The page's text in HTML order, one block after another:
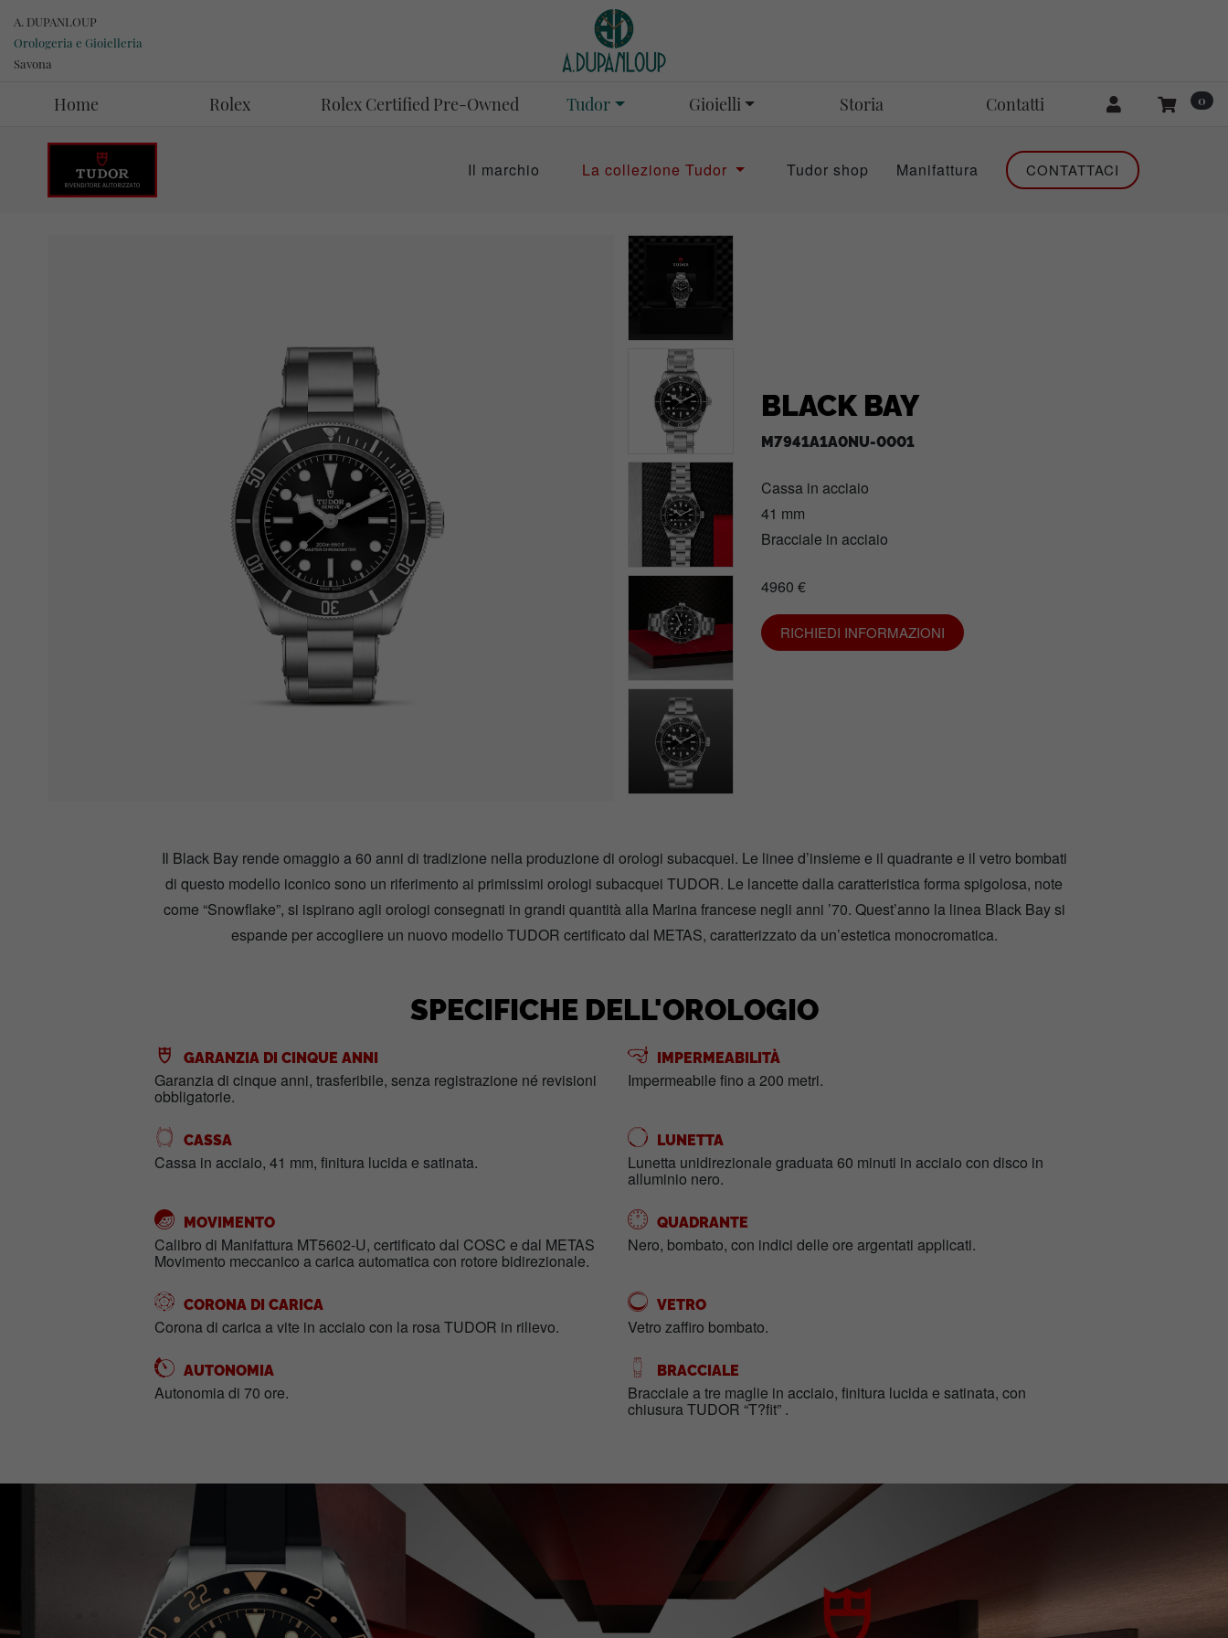
A. DUPANLOUP
Orologeria e Gioielleria
Savona
Home Rolex Rolex Certified Pre-Owned Tudor Gioielli Storia Contatti 0
Il marchio La collezione Tudor Tudor shop Manifattura CONTATTACI
BLACK BAY
M7941A1A0NU-0001
Cassa in acciaio
41 mm
Bracciale in acciaio
4960 €
RICHIEDI INFORMAZIONI
Il Black Bay rende omaggio a 60 anni di tradizione nella produzione di orologi subacquei. Le linee d’insieme e il quadrante e il vetro bombati
di questo modello iconico sono un riferimento ai primissimi orologi subacquei TUDOR. Le lancette dalla caratteristica forma spigolosa, note
come “Snowflake”, si ispirano agli orologi consegnati in grandi quantità alla Marina francese negli anni ’70. Quest’anno la linea Black Bay si
espande per accogliere un nuovo modello TUDOR certificato dal METAS, caratterizzato da un’estetica monocromatica.
SPECIFICHE DELL'OROLOGIO
GARANZIA DI CINQUE ANNI
Garanzia di cinque anni, trasferibile, senza registrazione né revisioni
obbligatorie.
IMPERMEABILITÀ
Impermeabile fino a 200 metri.
CASSA
Cassa in acciaio, 41 mm, finitura lucida e satinata.
LUNETTA
Lunetta unidirezionale graduata 60 minuti in acciaio con disco in
alluminio nero.
MOVIMENTO
Calibro di Manifattura MT5602-U, certificato dal COSC e dal METAS
Movimento meccanico a carica automatica con rotore bidirezionale.
QUADRANTE
Nero, bombato, con indici delle ore argentati applicati.
CORONA DI CARICA
Corona di carica a vite in acciaio con la rosa TUDOR in rilievo.
VETRO
Vetro zaffiro bombato.
AUTONOMIA
Autonomia di 70 ore.
BRACCIALE
Bracciale a tre maglie in acciaio, finitura lucida e satinata, con
chiusura TUDOR “T?fit” .